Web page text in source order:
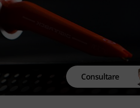
Consultare